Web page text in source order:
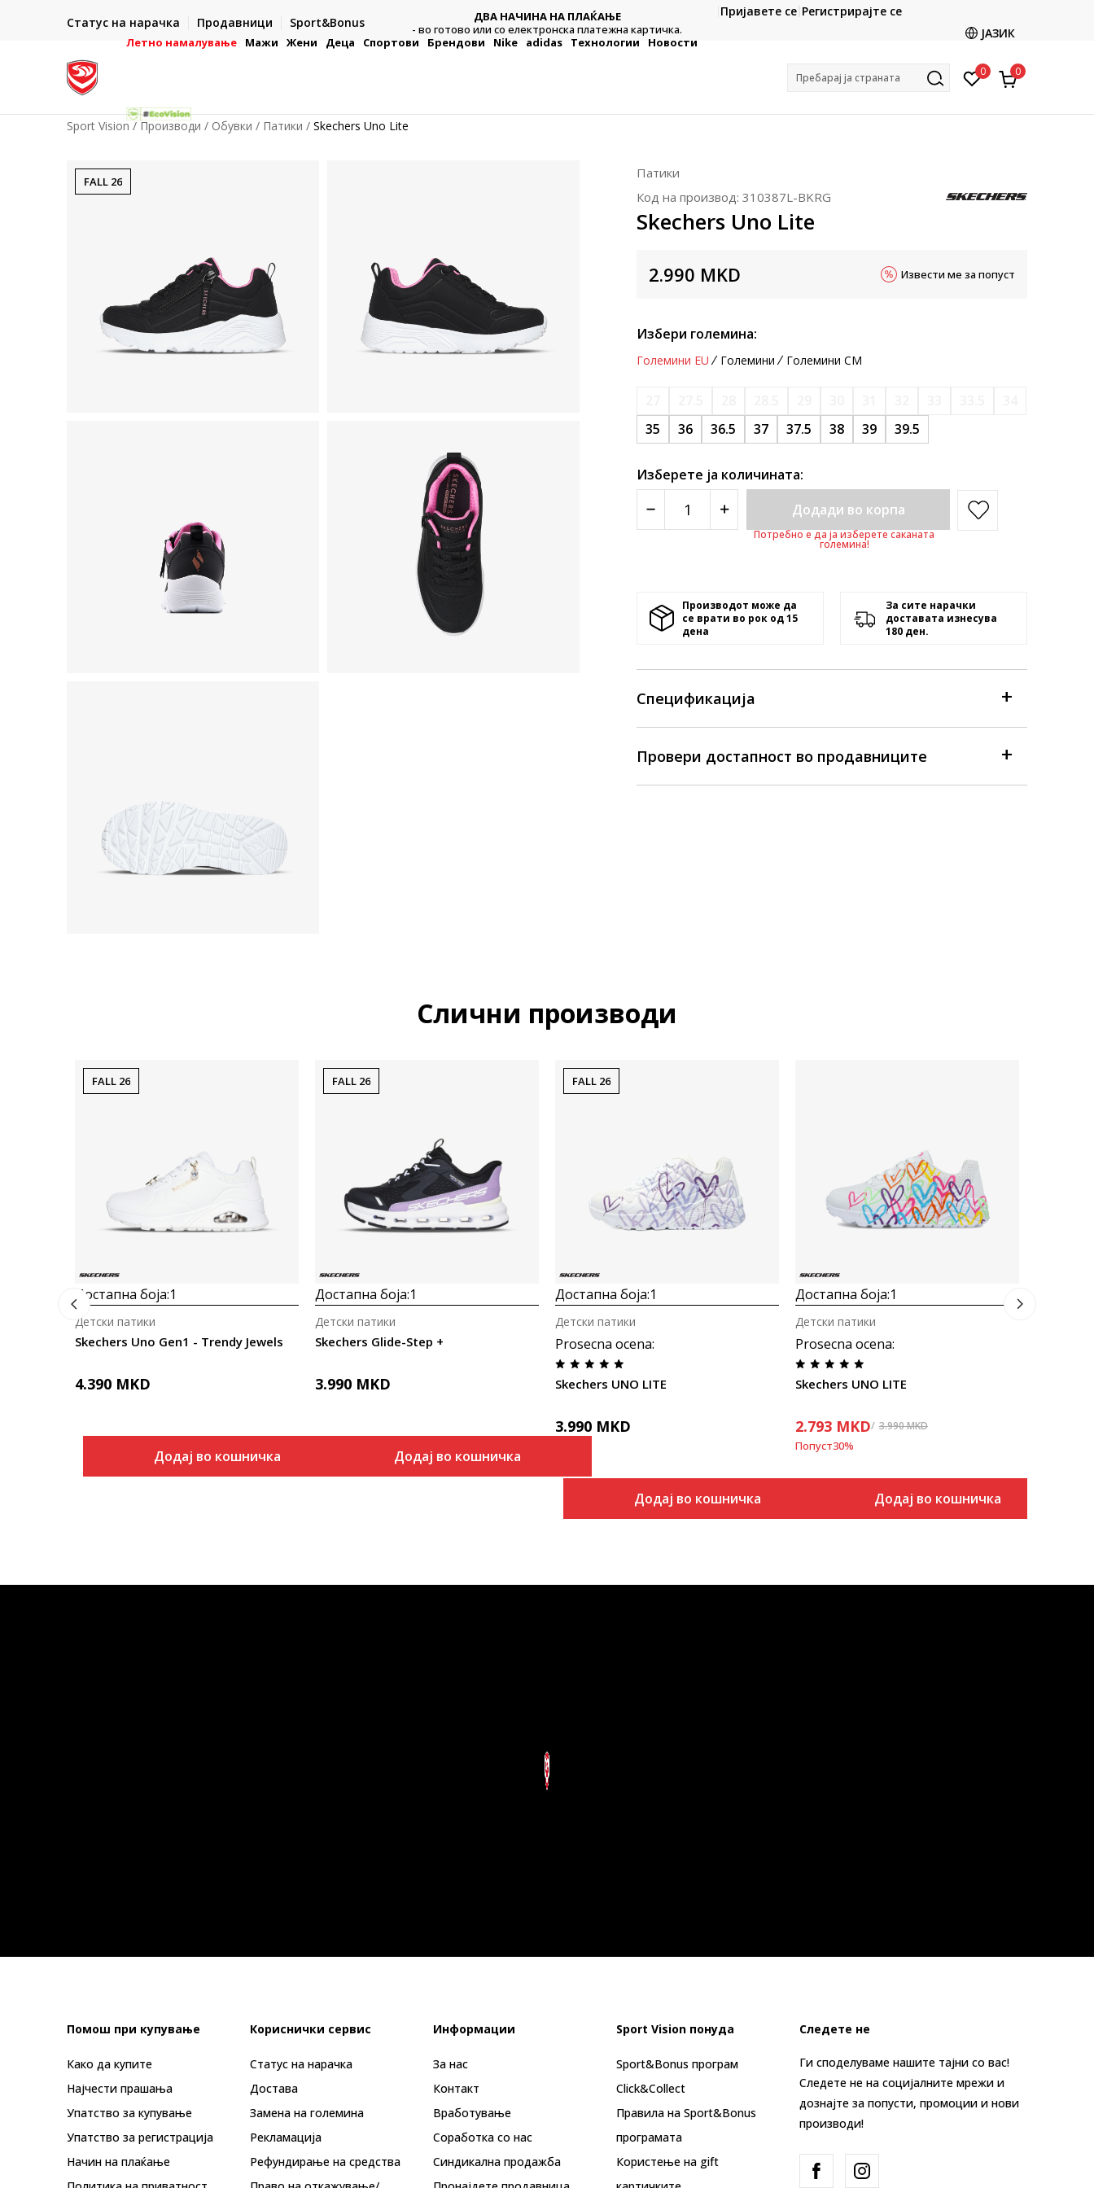
Статус на нарачка Продавници Sport&Bonus
- на сите нарачки во готово или со електронска платежна
ДВА НАЧИНА НА ПЛАЌАЊЕ
- во готово или со електронска платежна картичка.
CLICK & COLLECT
Платете со картичка online и подигнете во продавницата
Пријавете се Регистрирајте се
ЈАЗИК
Летно намалување Мажи Жени Деца Спортови Брендови Nike adidas Технологии Новости
Пребарај ја страната 0 0
Sport Vision Производи Обувки Патики Skechers Uno Lite
FALL 26
Патики
Код на производ: 310387L-BKRG
Skechers Uno Lite
2.990 MKD Извести ме за попуст
Избери големина:
Големини EU Големини Големини CM
35
36 36.5 37 37.5 38 39 39.5
Изберете ја количината:
Додади во корпа
Потребно е да ја изберете саканата
големина!
Производот може да
се врати во рок од 15
денa
За сите нарачки
доставата изнесува
180 ден.
Спецификација
Провери достапност во продавниците
Слични производи
FALL 26
Достапна боја:1
Skechers Uno Gen1 - Trendy Jewels
Детски патики
4.390 MKD
Додај во кошничка
FALL 26
Достапна боја:1
Skechers Glide-Step +
Детски патики
3.990 MKD
Додај во кошничка
FALL 26
Достапна боја:1
Prosecna ocena:
Skechers UNO LITE
Детски патики
3.990 MKD
Додај во кошничка
Достапна боја:1
Prosecna ocena:
Skechers UNO LITE
Детски патики
2.793 MKD 3.990MKD
Попуст30%
Додај во кошничка
Помош при купување
Како да купите
Најчести прашања
Упатство за купување
Упатство за регистрација
Начин на плаќање
Кориснички сервис
Статус на нарачка
Достава
Замена на големина
Рекламациja
Рефундирање на средства
Информации
За нас
Контакт
Вработување
Соработка со нас
Синдикална продажба
Sport Vision понуда
Sport&Bonus програм
Click&Collect
Правила на Sport&Bonus
програмата
Користење на gift
Следете не
Ги споделуваме нашите тајни со вас!
Следете не на социјалните мрежи и
дознајте за попусти, промоции и нови
производи!